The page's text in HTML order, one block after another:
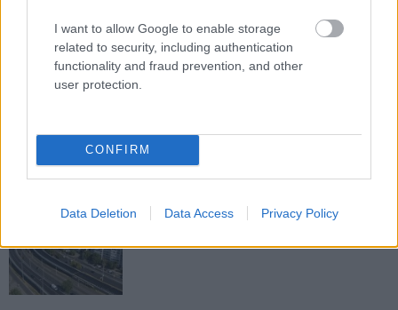
I want to allow Google to enable storage
related to security, including authentication
functionality and fraud prevention, and other
user protection.
CONFIRM
Data Deletion Data Access Privacy Policy
Új gyalogosátkelők és jelzőlámpás
csomópont épül Angyalföldön
Hódmezővásárhely jó hírű református
iskoláját
Látványos építési szakasz indult be a